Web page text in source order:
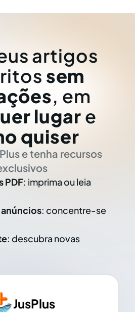
artigos
sem
, em
lugar e
quiser
e tenha recursos
PDF: imprima ou leia
: concentre-se
: descubra novas
JusPlus